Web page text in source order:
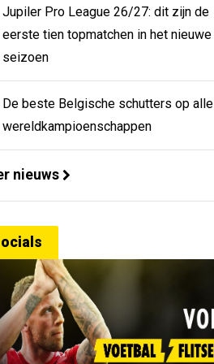
Jupiler Pro League 26/27: dit zijn de
eerste tien topmatchen in het nieuwe
seizoen
De beste Belgische schutters op alle
wereldkampioenschappen
nieuws